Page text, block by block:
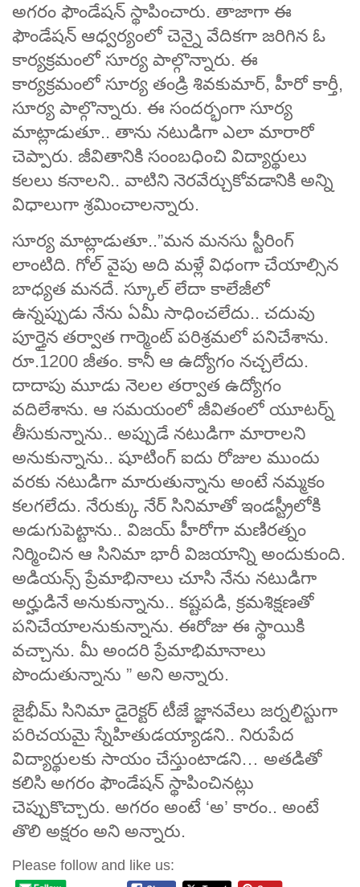
అగరం ఫౌండేషన్ స్థాపించారు. తాజాగా ఈ
ఫౌండేషన్ ఆధ్వర్యంలో చెన్నై వేదికగా జరిగిన ఓ
కార్యక్రమంలో సూర్య పాల్గొన్నారు. ఈ
కార్యక్రమంలో సూర్య తండ్రి శివకుమార్, హీరో కార్తీ,
సూర్య పాల్గొన్నారు. ఈ సందర్భంగా సూర్య
మాట్లాడుతూ.. తాను నటుడిగా ఎలా మారారో
చెప్పారు. జీవితానికి సంంబధించి విద్యార్థులు
కలలు కనాలని.. వాటిని నెరవేర్చుకోవడానికి అన్ని
విధాలుగా శ్రమించాలన్నారు.
సూర్య మాట్లాడుతూ..”మన మనసు స్టీరింగ్
లాంటిది. గోల్ వైపు అది మళ్లే విధంగా చేయాల్సిన
బాధ్యత మనదే. స్కూల్ లేదా కాలేజీలో
ఉన్నప్పుడు నేను ఏమీ సాధించలేదు.. చదువు
పూర్తైన తర్వాత గార్మెంట్ పరిశ్రమలో పనిచేశాను.
రూ.1200 జీతం. కానీ ఆ ఉద్యోగం నచ్చలేదు.
దాదాపు మూడు నెలల తర్వాత ఉద్యోగం
వదిలేశాను. ఆ సమయంలో జీవితంలో యూటర్న్
తీసుకున్నాను.. అప్పుడే నటుడిగా మారాలని
అనుకున్నాను.. షూటింగ్ ఐదు రోజుల ముందు
వరకు నటుడిగా మారుతున్నాను అంటే నమ్మకం
కలగలేదు. నేరుక్కు నేర్ సినిమాతో ఇండస్ట్రీలోకి
అడుగుపెట్టాను.. విజయ్ హీరోగా మణిరత్నం
నిర్మించిన ఆ సినిమా భారీ విజయాన్ని అందుకుంది.
అడియన్స్ ప్రేమాభినాలు చూసి నేను నటుడిగా
అర్హుడినే అనుకున్నాను.. కష్టపడి, క్రమశిక్షణతో
పనిచేయాలనుకున్నాను. ఈరోజు ఈ స్థాయికి
వచ్చాను. మీ అందరి ప్రేమాభిమానాలు
పొందుతున్నాను ” అని అన్నారు.
జైభీమ్ సినిమా డైరెక్టర్ టీజే జ్ఞానవేలు జర్నలిస్టుగా
పరిచయమై స్నేహితుడయ్యాడని.. నిరుపేద
విద్యార్థులకు సాయం చేస్తుంటాడని… అతడితో
కలిసి అగరం ఫౌండేషన్ స్థాపించినట్లు
చెప్పుకొచ్చారు. అగరం అంటే ‘అ’ కారం.. అంటే
తొలి అక్షరం అని అన్నారు.
Please follow and like us: